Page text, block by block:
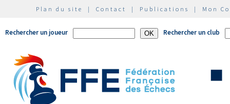
Plan du site | Contact | Publications | Mon
Rechercher un joueur Rechercher un club